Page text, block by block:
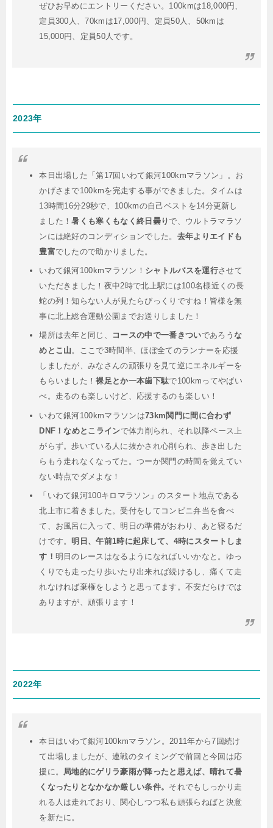
ぜひお早めにエントリーください。100kmは18,000円、
定員300人、70kmは17,000円、定員50人、50kmは
15,000円、定員50人です。
2023年
本日出場した「第17回いわて銀河100kmマラソン」。お
かげさまで100kmを完走する事ができました。タイムは
13時間16分29秒で、100kmの自己ベストを14分更新し
ました！暑くも寒くもなく終日曇り で、ウルトラマラソ
ンには絶好のコンディションでした。 去年よりエイドも
豊富でしたので助かりました。
いわて銀河100kmマラソン！ シャトルバスを運行させて
いただきました！夜中2時で北上駅には100名様近くの長
蛇の列！知らない人が見たらびっくりですね！皆様を無
事に北上総合運動公園までお送りしました！
場所は去年と同じ、 コースの中で一番きついであろう な
めとこ山。ここで3時間半、ほぼ全てのランナーを応援
しましたが、みなさんの頑張りを見て逆にエネルギーを
もらいました！裸足とか一本歯下駄で100kmってやばい
べ。走るのも楽しいけど、応援するのも楽しい！
いわて銀河100kmマラソンは73km関門に間に合わず
DNF！なめとこラインで体力削られ、それ以降ペース上
がらず。歩いている人に抜かされ心削られ、歩き出した
らもう走れなくなってた。つーか関門の時間を覚えてい
ない時点でダメよな！
「いわて銀河100キロマラソン」のスタート地点である
北上市に着きました。受付をしてコンビニ弁当を食べ
て、お風呂に入って、明日の準備がおわり、あと寝るだ
けです。明日、午前1時に起床して、4時にスタートしま
す！ 明日のレースはなるようになればいいかなと。ゆっ
くりでも走ったり歩いたり出来れば続けるし、痛くて走
れなければ棄権をしようと思ってます。不安だらけでは
ありますが、頑張ります！
2022年
本日はいわて銀河100kmマラソン。2011年から7回続け
て出場しましたが、連戦のタイミングで前回と今回は応
援に。 局地的にゲリラ豪雨が降ったと思えば、晴れて暑
くなったりとなかなか厳しい条件。 それでもしっかり走
れる人は走れており、関心しつつ私も頑張らねばと決意
を新たに。